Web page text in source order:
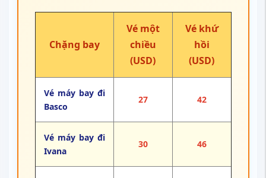
Chặng bay
Vé một
chiều
(USD)
Vé khứ
hồi
(USD)
Vé máy bay đi
Basco
27 42
Vé máy bay đi
Ivana
30 46